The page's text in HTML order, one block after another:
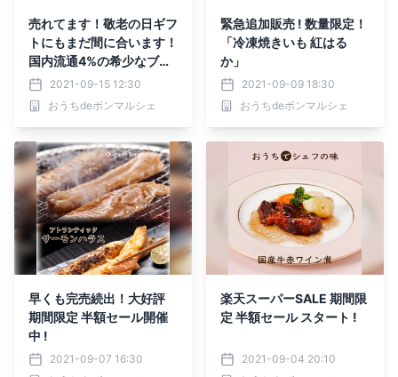
売れてます！敬老の日ギフ
トにもまだ間に合います！
国内流通4%の希少なブラ
ンド卵「三日たまごdeつ
くった まるでクリームみ
たいな なめらかぷりん」
2021-09-15 12:30
おうちdeボンマルシェ
緊急追加販売 ! 数量限定！
「冷凍焼きいも 紅はる
か」
2021-09-09 18:30
おうちdeボンマルシェ
早くも完売続出！大好評
期間限定 半額セール開催
中 !
2021-09-07 16:30
楽天スーパーSALE 期間限
定 半額セール スタート !
2021-09-04 20:10